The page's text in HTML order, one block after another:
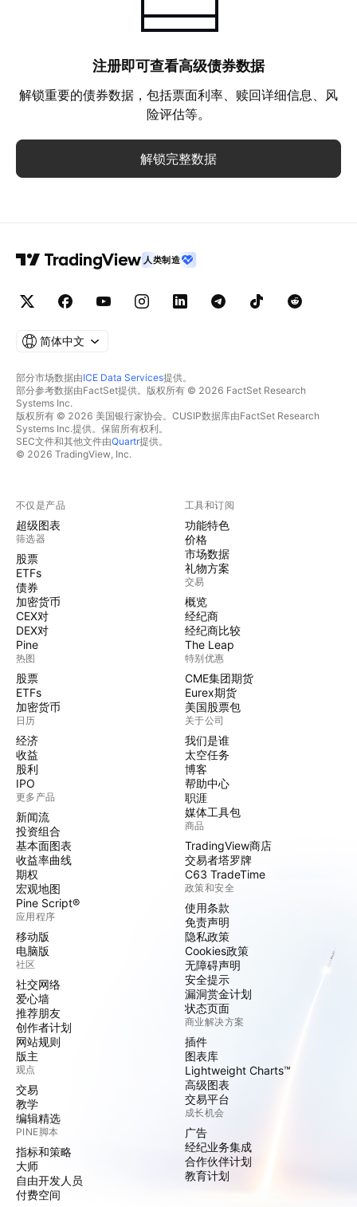
注册即可查看高级债券数据
解锁重要的债券数据，包括票面利率、赎回详细信息、风
险评估等。
解锁完整数据
人类制造
简体中文
部分市场数据由ICE Data Services提供。
部分参考数据由FactSet提供。版权所有 © 2026 FactSet Research
Systems Inc.
版权所有 © 2026 美国银行家协会。CUSIP数据库由FactSet Research
Systems Inc.提供。保留所有权利。
SEC文件和其他文件由Quartr提供。
© 2026 TradingView, Inc.
不仅是产品
超级图表
筛选器
股票
ETFs
债券
加密货币
CEX对
DEX对
Pine
热图
股票
ETFs
加密货币
日历
经济
收益
股利
IPO
更多产品
新闻流
投资组合
基本面图表
收益率曲线
期权
宏观地图
Pine Script®
应用程序
移动版
电脑版
社区
社交网络
爱心墙
推荐朋友
创作者计划
网站规则
版主
观点
交易
教学
编辑精选
PINE脚本
指标和策略
大师
自由开发人员
付费空间
工具和订阅
功能特色
价格
市场数据
礼物方案
交易
概览
经纪商
经纪商比较
The Leap
特别优惠
CME集团期货
Eurex期货
美国股票包
关于公司
我们是谁
太空任务
博客
帮助中心
职涯
媒体工具包
商品
TradingView商店
交易者塔罗牌
C63 TradeTime
政策和安全
使用条款
免责声明
隐私政策
Cookies政策
无障碍声明
安全提示
漏洞赏金计划
状态页面
商业解决方案
插件
图表库
Lightweight Charts™
高级图表
交易平台
成长机会
广告
经纪业务集成
合作伙伴计划
教育计划